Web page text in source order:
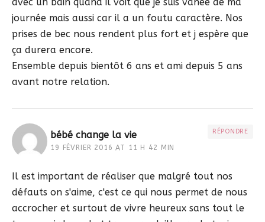
journée mais aussi car il a un foutu caractère. Nos
prises de bec nous rendent plus fort et j espère que
ça durera encore.
Ensemble depuis bientôt 6 ans et ami depuis 5 ans
avant notre relation.
bébé change la vie
19 FÉVRIER 2016 AT 11 H 42 MIN
RÉPONDRE
Il est important de réaliser que malgré tout nos
défauts on s'aime, c'est ce qui nous permet de nous
accrocher et surtout de vivre heureux sans tout le